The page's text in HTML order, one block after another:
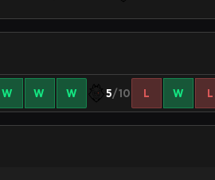
W W W 5/10 L W L